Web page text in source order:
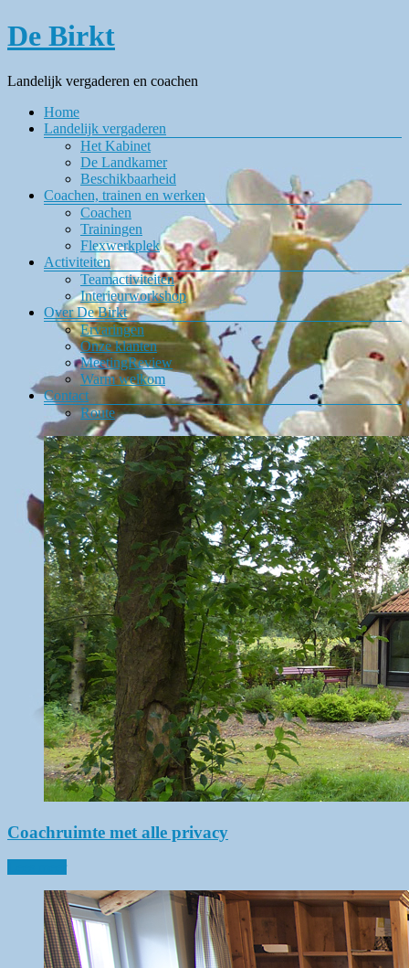
Ga
naar
inhoud
De Birkt
Landelijk vergaderen en coachen
Menu
Home
Landelijk vergaderen
Het Kabinet
De Landkamer
Beschikbaarheid
Coachen, trainen en werken
Coachen
Trainingen
Flexwerkplek
Activiteiten
Teamactiviteiten
Interieurworkshop
Over De Birkt
Ervaringen
Onze klanten
MeetingReview
Warm welkom
Contact
Route
Coachruimte met alle privacy